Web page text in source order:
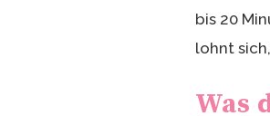
bis 20
lohnt
Was